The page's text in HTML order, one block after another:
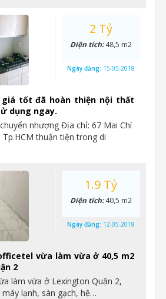
giá tốt đã hoàn thiện nội thất
dụng ngay.
nhượng Địa chỉ: 67 Mai Chí
Tp.HCM thuận tiện trong di
2 Tỷ
Diện tích:48,5 m2
Ngày đăng: 15-05-2018
vừa làm vừa ở 40,5 m2
2
làm vừa ở Lexington Quận 2,
lạnh, sàn gạch, hệ…
1.9 Tỷ
Diện tích:40,5 m2
Ngày đăng: 12-05-2018